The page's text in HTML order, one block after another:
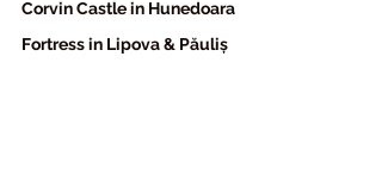
Corvin Castle in Hunedoara
Fortress in Lipova & Păuliș